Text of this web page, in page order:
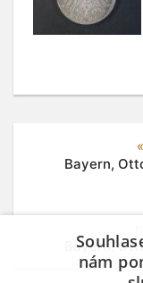
Bayern,
Bayern,
nám